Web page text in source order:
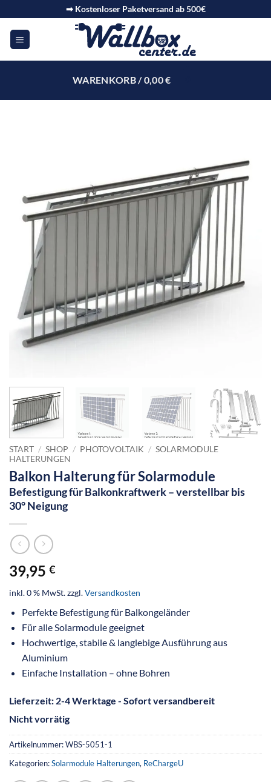
➡ Kostenloser Paketversand ab 500€
WARENKORB /0,00€
START / SHOP / PHOTOVOLTAIK / SOLARMODULE
HALTERUNGEN
Balkon Halterung für Solarmodule
Befestigung für Balkonkraftwerk – verstellbar bis
30° Neigung
39,95 €
inkl. 0 % MwSt.zzgl.Versandkosten
Perfekte Befestigung für Balkongeländer
Für alle Solarmodule geeignet
Hochwertige, stabile & langlebige Ausführung aus
Aluminium
Einfache Installation – ohne Bohren
Lieferzeit: 2-4 Werktage - Sofort versandbereit
Nicht vorrätig
Artikelnummer:WBS-5051-1
Kategorien:Solarmodule Halterungen, ReChargeU